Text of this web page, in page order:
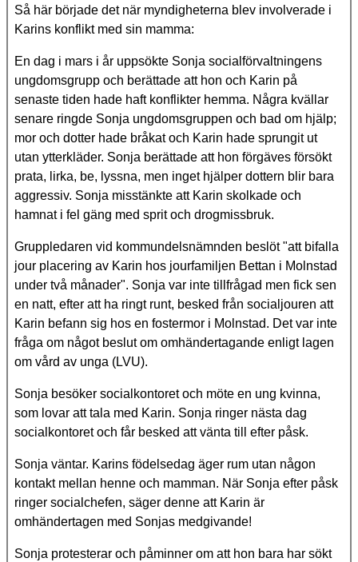
Så här började det när myndigheterna blev involverade i
Karins konflikt med sin mamma:
En dag i mars i år uppsökte Sonja socialförvaltningens
ungdomsgrupp och berättade att hon och Karin på
senaste tiden hade haft konflikter hemma. Några kvällar
senare ringde Sonja ungdomsgruppen och bad om hjälp;
mor och dotter hade bråkat och Karin hade sprungit ut
utan ytterkläder. Sonja berättade att hon förgäves försökt
prata, lirka, be, lyssna, men inget hjälper dottern blir bara
aggressiv. Sonja misstänkte att Karin skolkade och
hamnat i fel gäng med sprit och drogmissbruk.
Gruppledaren vid kommundelsnämnden beslöt "att bifalla
jour placering av Karin hos jourfamiljen Bettan i Molnstad
under två månader". Sonja var inte tillfrågad men fick sen
en natt, efter att ha ringt runt, besked från socialjouren att
Karin befann sig hos en fostermor i Molnstad. Det var inte
fråga om något beslut om omhändertagande enligt lagen
om vård av unga (LVU).
Sonja besöker socialkontoret och möte en ung kvinna,
som lovar att tala med Karin. Sonja ringer nästa dag
socialkontoret och får besked att vänta till efter påsk.
Sonja väntar. Karins födelsedag äger rum utan någon
kontakt mellan henne och mamman. När Sonja efter påsk
ringer socialchefen, säger denne att Karin är
omhändertagen med Sonjas medgivande!
Sonja protesterar och påminner om att hon bara har sökt